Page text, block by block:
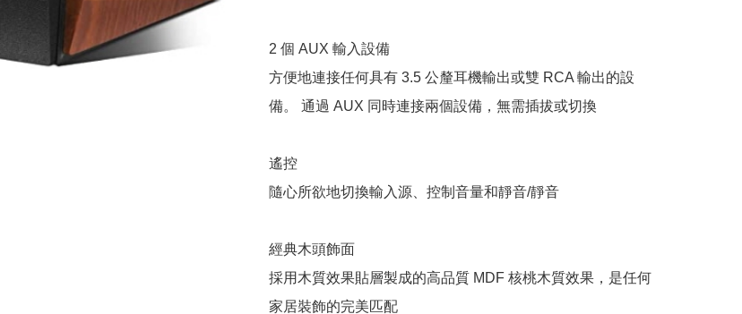
2 個 AUX 輸入設備
方便地連接任何具有 3.5 公釐耳機輸出或雙 RCA 輸出的設
備。 通過 AUX 同時連接兩個設備，無需插拔或切換
遙控
隨心所欲地切換輸入源、控制音量和靜音/靜音
經典木頭飾面
採用木質效果貼層製成的高品質 MDF 核桃木質效果，是任何
家居裝飾的完美匹配